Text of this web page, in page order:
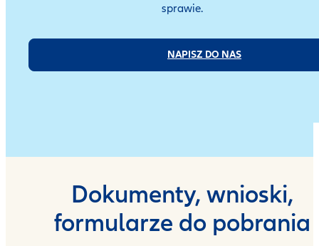
sprawie.
NAPISZ DO NAS
Dokumenty, wnioski,
formularze do pobrania